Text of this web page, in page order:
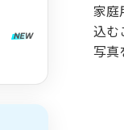
家庭
込む
写真